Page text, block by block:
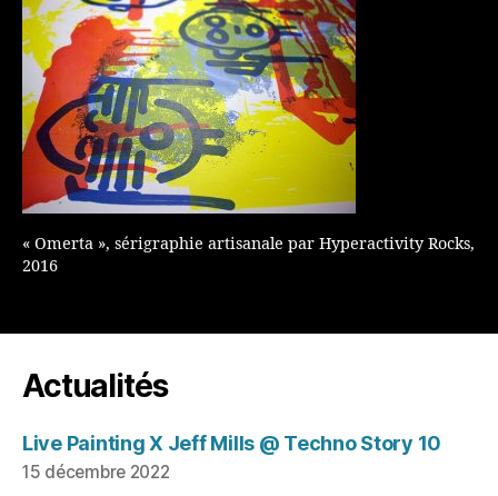
« Omerta », sérigraphie artisanale par Hyperactivity Rocks,
2016
Actualités
Live Painting X Jeff Mills @ Techno Story 10
15 décembre 2022